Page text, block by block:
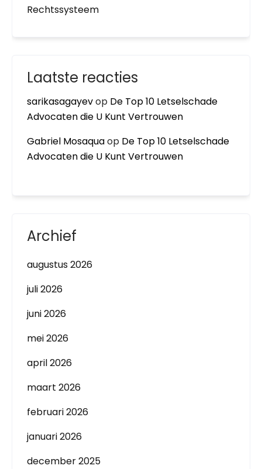
Rechtssysteem
Laatste reacties
sarikasagayevop De Top 10 Letselschade
Advocaten die U Kunt Vertrouwen
Gabriel Mosaquaop De Top 10 Letselschade
Advocaten die U Kunt Vertrouwen
Archief
augustus 2026
juli 2026
juni 2026
mei 2026
april 2026
maart 2026
februari 2026
januari 2026
december 2025